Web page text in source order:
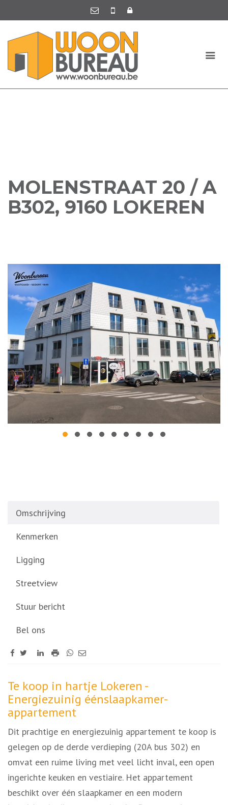
MOLENSTRAAT 20 / A
B302, 9160 LOKEREN
Omschrijving
Kenmerken
Ligging
Streetview
Stuur bericht
Bel ons
Omschrijving
Te koop in hartje Lokeren -
Energiezuinig éénslaapkamer-
appartement
Dit prachtige en energiezuinig appartement te koop is
gelegen op de derde verdieping (20A bus 302) en
omvat een ruime living met veel licht inval, een open
ingerichte keuken en vestiaire. Het appartement
beschikt over één slaapkamer en een modern